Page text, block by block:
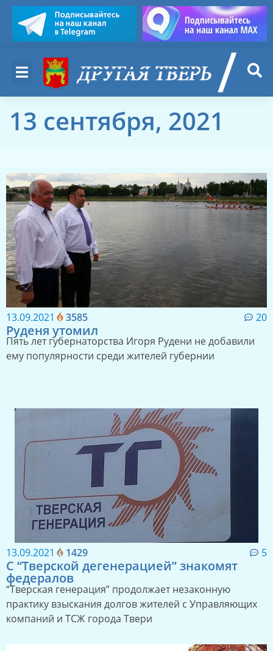
13 сентября, 2021
13.09.2021 3585 20
Руденя утомил
Пять лет губернаторства Игоря Рудени не добавили
ему популярности среди жителей губернии
13.09.2021 1429 5
С “Тверской дегенерацией” знакомят
федералов
“Тверская генерация” продолжает незаконную
практику взыскания долгов жителей с Управляющих
компаний и ТСЖ города Твери